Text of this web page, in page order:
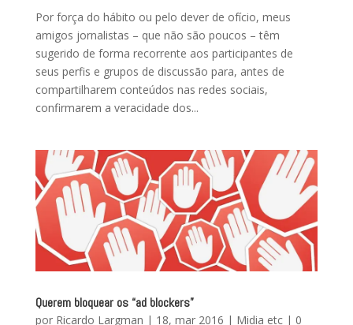
Por força do hábito ou pelo dever de ofício, meus
amigos jornalistas – que não são poucos – têm
sugerido de forma recorrente aos participantes de
seus perfis e grupos de discussão para, antes de
compartilharem conteúdos nas redes sociais,
confirmarem a veracidade dos...
Querem bloquear os “ad blockers”
por Ricardo Largman | 18, mar 2016 | Midia etc| 0